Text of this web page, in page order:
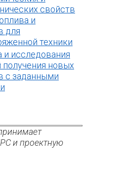
свойств
и
для
техники
и исследования
получения новых
с заданными
и проектную